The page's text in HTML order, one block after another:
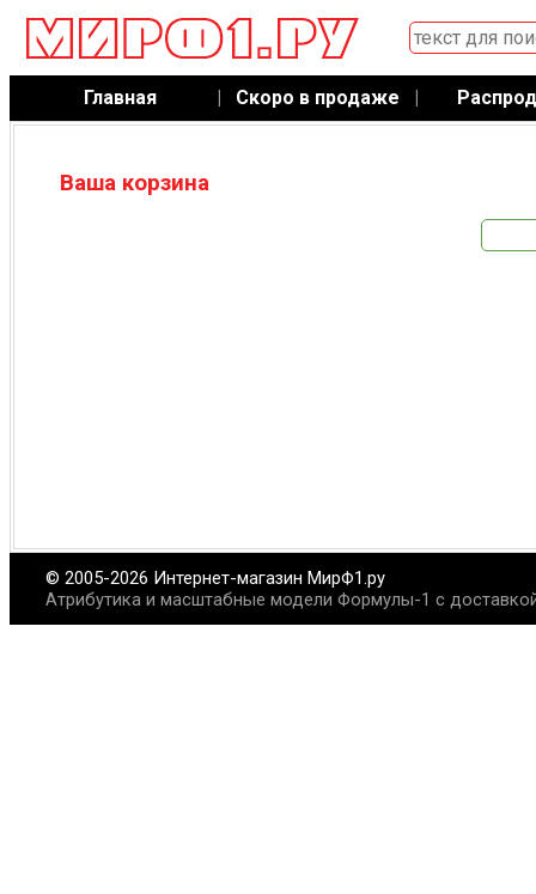
Главная | Скоро в продаже |
Ваша корзина
© 2005-2026 Интернет-магазин МирФ1.ру
Атрибутика и масштабные модели Формулы-1 с